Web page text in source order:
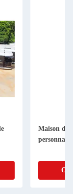
Maison de
personnalisé
Obtenez le